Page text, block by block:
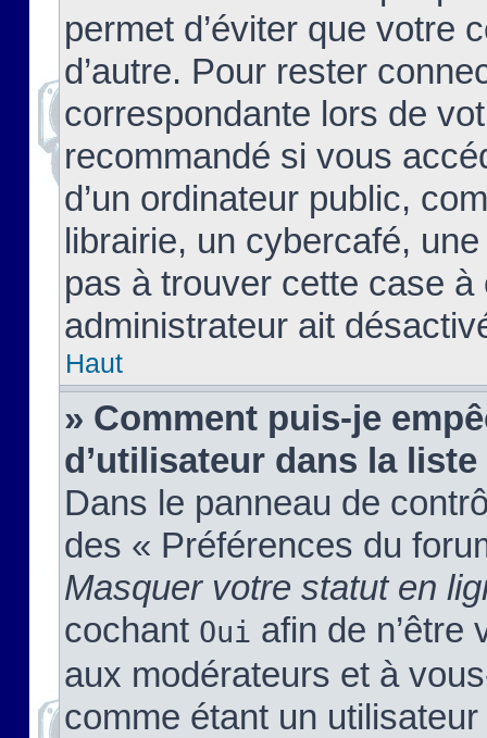
permet d’éviter que votre
d’autre. Pour rester
correspondante lors de
recommandé si vous
d’un ordinateur public,
librairie, un cybercafé,
pas à trouver cette case à
administrateur ait
Haut
» Comment puis-je
d’utilisateur dans la
Dans le panneau de
des « Préférences du
Masquer votre statut en
cochant Oui afin de n’être
aux modérateurs et à
comme étant un